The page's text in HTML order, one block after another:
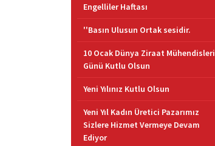
Engelliler Haftası
''Basın Ulusun Ortak sesidir.
10 Ocak Dünya Ziraat Mühendisleri
Günü Kutlu Olsun
Yeni Yılınız Kutlu Olsun
Yeni Yıl Kadın Üretici Pazarımız
Sizlere Hizmet Vermeye Devam
Ediyor